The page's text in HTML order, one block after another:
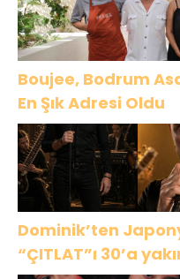
Boujee, Bodrum
En Şık Adresi Oldu
Dominik’ten
“ÇITLAT”ı 30’a